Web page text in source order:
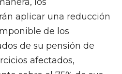
aplicar una reducción
de los
de su pensión de
afectados,